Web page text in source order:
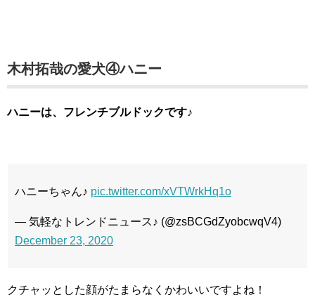
木村拓哉の愛犬④ハニー
ハニーは、フレンチブルドックです♪
ハニーちゃん♪ pic.twitter.com/xVTWrkHq1o
— 気軽なトレンドニュース♪ (@zsBCGdZyobcwqV4)
December 23, 2020
クチャッとした顔がたまらなくかわいいですよね！